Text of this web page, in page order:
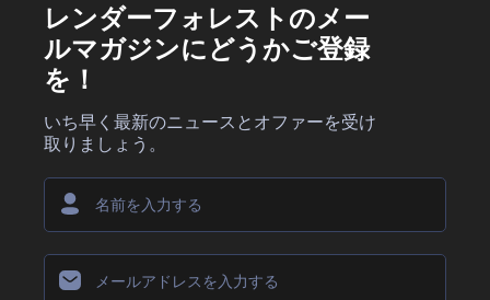
レンダーフォレストのメー
ルマガジンにどうかご登録
を！
いち早く最新のニュースとオファーを受け
取りましょう。